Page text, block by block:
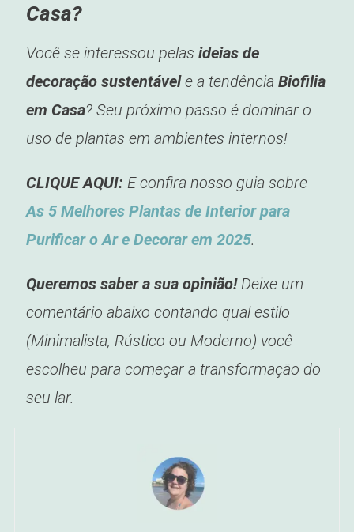
Casa?
Você se interessou pelas ideias de
decoração sustentávele a tendência Biofilia
em Casa? Seu próximo passo é dominar o
uso de plantas em ambientes internos!
CLIQUE AQUI: E confira nosso guia sobre
As 5 Melhores Plantas de Interior para
Purificar o Ar e Decorar em 2025.
Queremos saber a sua opinião!Deixe um
comentário abaixo contando qual estilo
(Minimalista, Rústico ou Moderno) você
escolheu para começar a transformação do
seu lar.